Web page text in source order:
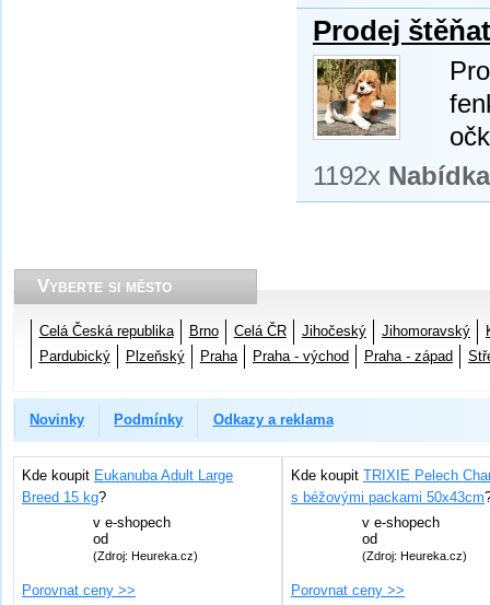
Prodej štěňat
1192x Nabídka
Vyberte si město
Celá Česká republika Brno Celá ČR Jihočeský Jihomoravský
Pardubický
Plzeňský Praha Praha - východ Praha - západ
Novinky Podmínky Odkazy a reklama
Kde koupit Eukanuba Adult Large
Breed 15 kg?
v e-shopech
od
(Zdroj: Heureka.cz)
Porovnat ceny >>
Kde koupit TRIXIE Pelech
s béžovými packami 50x43cm
v e-shopech
od
(Zdroj: Heureka.cz)
Porovnat ceny >>